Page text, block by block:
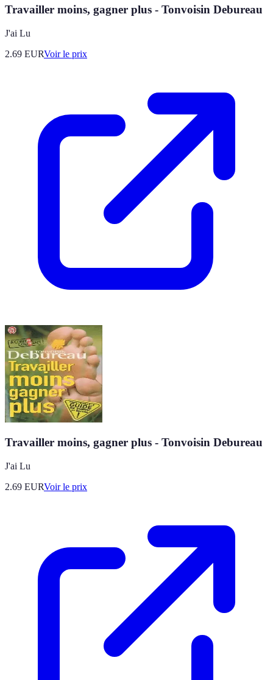
Travailler moins, gagner plus - Tonvoisin Debureau
J'ai Lu
2.69 EURVoir le prix
Travailler moins, gagner plus - Tonvoisin Debureau
J'ai Lu
2.69 EURVoir le prix